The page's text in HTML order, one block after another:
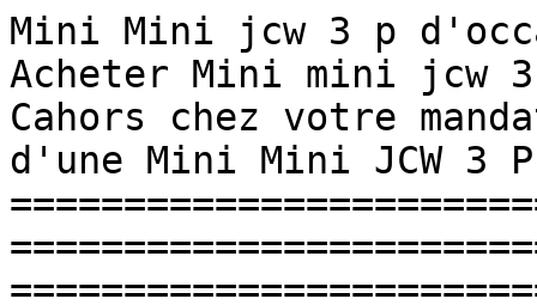
Mini Mini jcw 3 p
Acheter Mini mini jcw
Cahors chez votre
d'une Mini Mini JCW 3